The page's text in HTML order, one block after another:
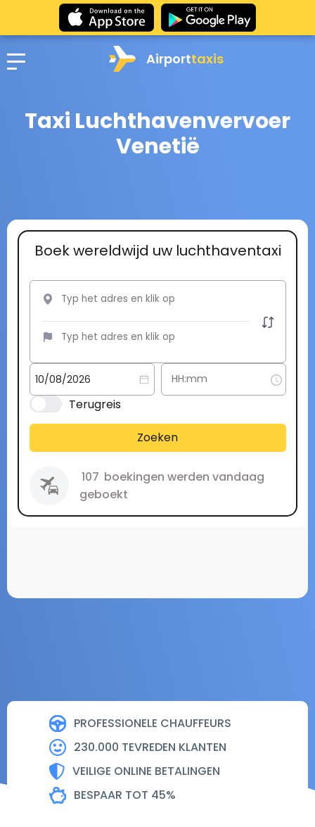
Airporttaxis
Taxi Luchthavenvervoer
Venetië
PROFESSIONELE CHAUFFEURS
230.000 TEVREDEN KLANTEN
VEILIGE ONLINE BETALINGEN
BESPAAR TOT 45%
Boek wereldwijd uw luchthaventaxi
Terugreis
Zoeken
107 boekingen werden vandaag
geboekt